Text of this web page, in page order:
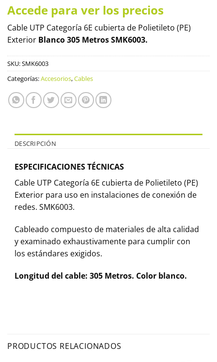
Accede para ver los precios
Cable UTP Categoría 6E cubierta de Polietileto (PE)
Exterior Blanco 305 Metros SMK6003.
SKU:SMK6003
Categorías:Accesorios,Cables
DESCRIPCIÓN
ESPECIFICACIONES TÉCNICAS
Cable UTP Categoría 6E cubierta de Polietileto (PE)
Exterior para uso en instalaciones de conexión de
redes. SMK6003.
Cableado compuesto de materiales de alta calidad
y examinado exhaustivamente para cumplir con
los estándares exigidos.
Longitud del cable: 305 Metros. Color blanco.
PRODUCTOS RELACIONADOS